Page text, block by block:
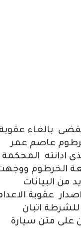
يقضى بالغاء
عاصم عمر
ادانته المحكمة
جامعة الخرطوم
من البيانات
عقوبة
اتبان
على متن سيارة